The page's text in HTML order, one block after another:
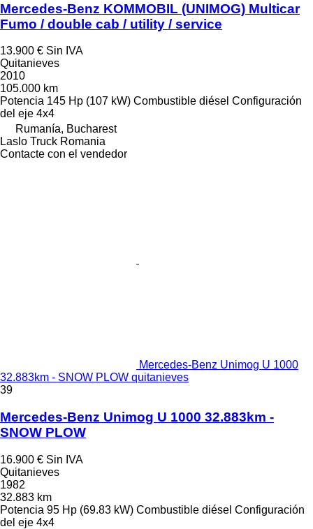
Mercedes-Benz KOMMOBIL (UNIMOG) Multicar
Fumo / double cab / utility / service
13.900 € Sin IVA
Quitanieves
2010
105.000 km
Potencia 145 Hp (107 kW) Combustible diésel Configuración
del eje 4x4
Rumanía, Bucharest
Laslo Truck Romania
Contacte con el vendedor
Mercedes-Benz Unimog U 1000
32.883km - SNOW PLOW quitanieves
39
Mercedes-Benz Unimog U 1000 32.883km -
SNOW PLOW
16.900 € Sin IVA
Quitanieves
1982
32.883 km
Potencia 95 Hp (69.83 kW) Combustible diésel Configuración
del eje 4x4